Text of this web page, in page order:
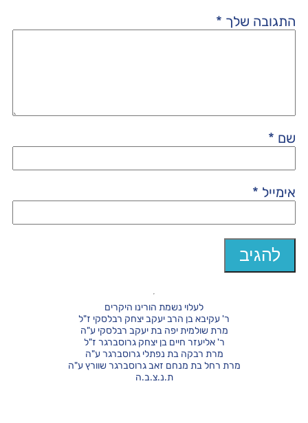
התגובה שלך *
שם *
אימייל *
לעלוי נשמת הורינו היקרים
ר' עקיבא בן הרב יעקב יצחק רבלסקי ז"ל
מרת שולמית יפה בת יעקב רבלסקי ע"ה
ר' אליעזר חיים בן יצחק גרוסברגר ז"ל
מרת רבקה בת נפתלי גרוסברגר ע"ה
מרת רחל בת מנחם זאב גרוסברגר שוורץ ע"ה
ת.נ.צ.ב.ה